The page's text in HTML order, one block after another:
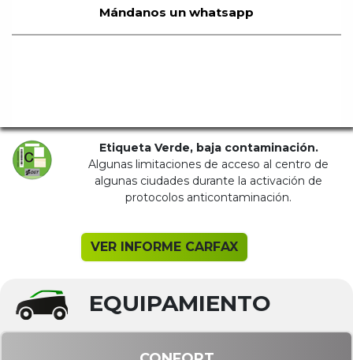
Mándanos un whatsapp
Etiqueta Verde, baja contaminación.
Algunas limitaciones de acceso al centro de
algunas ciudades durante la activación de
protocolos anticontaminación.
VER INFORME CARFAX
EQUIPAMIENTO